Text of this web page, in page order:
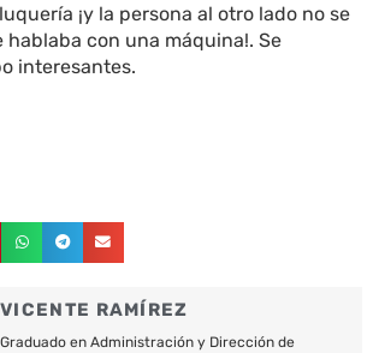
¡y la persona al otro lado no se
con una máquina!. Se
interesantes.
VICENTE RAMÍREZ
Graduado en Administración y Dirección de